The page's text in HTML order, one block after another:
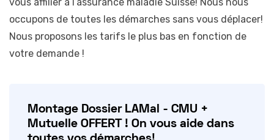
occupons de toutes les démarches sans vous déplacer!
Nous proposons les tarifs le plus bas en fonction de
votre demande !
Montage Dossier LAMal - CMU +
Mutuelle OFFERT ! On vous aide dans